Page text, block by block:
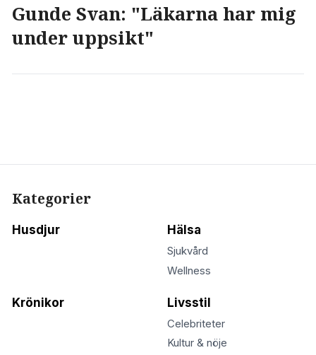
Gunde Svan: "Läkarna har mig
under uppsikt"
Kategorier
Husdjur Hälsa
Sjukvård
Wellness
Krönikor Livsstil
Celebriteter
Kultur & nöje